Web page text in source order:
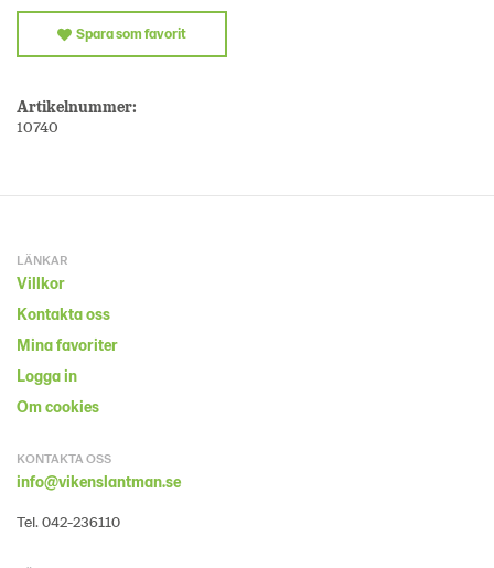
Spara som favorit
Artikelnummer:
10740
LÄNKAR
Villkor
Kontakta oss
Mina favoriter
Logga in
Om cookies
KONTAKTA OSS
info@vikenslantman.se
Tel. 042-236110